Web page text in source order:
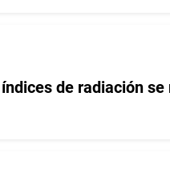
de radiación